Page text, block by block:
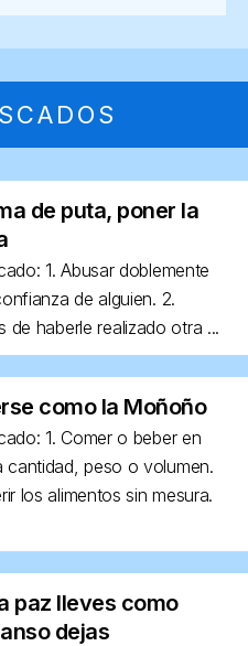
de puta, poner la
1. Abusar doblemente
de alguien. 2.
de haberle realizado otra ...
como la Moñoño
1. Comer o beber en
cantidad, peso o volumen.
los alimentos sin mesura.
paz lleves como
dejas